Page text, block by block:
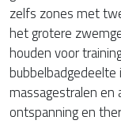
zelfs zones met
het grotere
houden voor
massagestralen
ontspanning en